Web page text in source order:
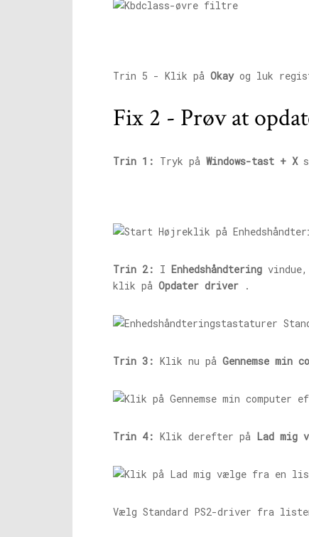
Trin 5 - Klik på Okayog luk
Fix 2 - Prøv at
Trin 1: Tryk på Windows-tast + X
Trin 2: I Enhedshåndtering
klik på Opdater driver .
Trin 3: Klik nu på Gennemse min
Trin 4: Klik derefter på Lad mig
Vælg Standard PS2-driver fra